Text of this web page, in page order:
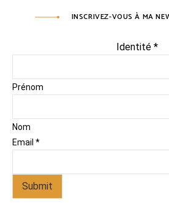
INSCRIVEZ-VOUS À MA
Identité *
Prénom
Nom
Email *
Submit